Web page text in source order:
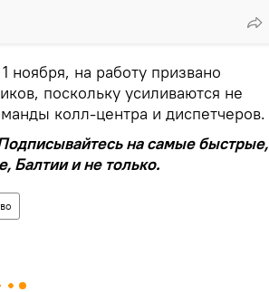
ноября, на работу призвано
поскольку усиливаются не
колл-центра и диспетчеров.
на самые быстрые,
Балтии и не только.